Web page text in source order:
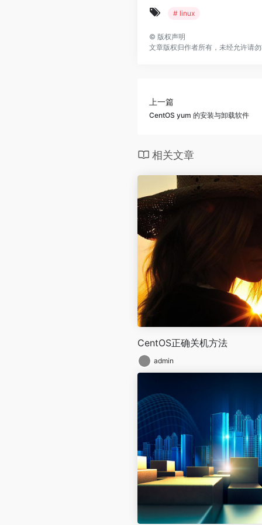
# linux
© 版权声明
文章版权归作者所有，未经允许请
上一篇
CentOS yum 的安装与卸载软件
相关文章
CentOS正确关机方法
admin